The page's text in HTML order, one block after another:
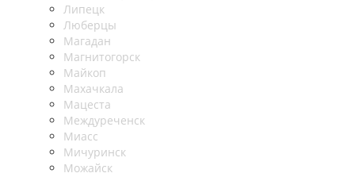
Липецк
Люберцы
Магадан
Магнитогорск
Майкоп
Махачкала
Мацеста
Междуреченск
Миасс
Мичуринск
Можайск